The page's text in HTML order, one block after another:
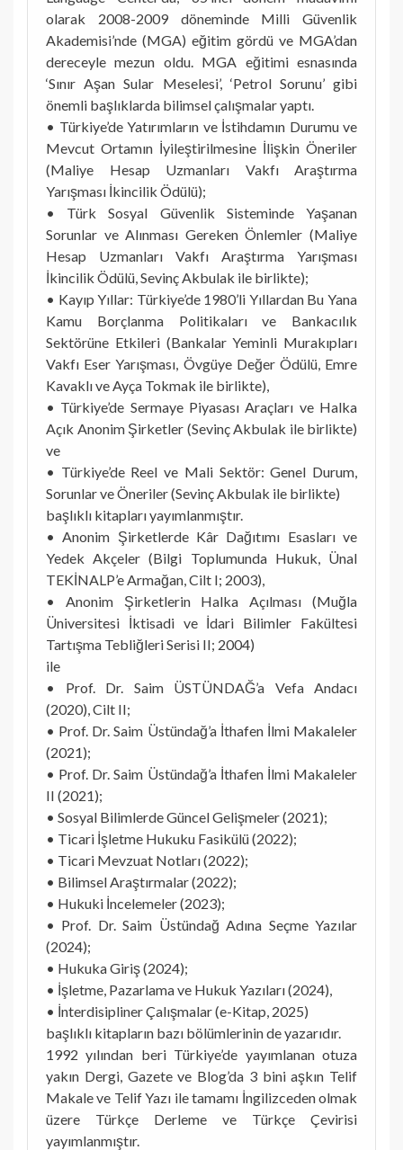
olarak 2008-2009 döneminde Milli Güvenlik
Akademisi’nde (MGA) eğitim gördü ve MGA’dan
dereceyle mezun oldu. MGA eğitimi esnasında
‘Sınır Aşan Sular Meselesi’, ‘Petrol Sorunu’ gibi
önemli başlıklarda bilimsel çalışmalar yaptı.
• Türkiye’de Yatırımların ve İstihdamın Durumu ve
Mevcut Ortamın İyileştirilmesine İlişkin Öneriler
(Maliye Hesap Uzmanları Vakfı Araştırma
Yarışması İkincilik Ödülü);
• Türk Sosyal Güvenlik Sisteminde Yaşanan
Sorunlar ve Alınması Gereken Önlemler (Maliye
Hesap Uzmanları Vakfı Araştırma Yarışması
İkincilik Ödülü, Sevinç Akbulak ile birlikte);
• Kayıp Yıllar: Türkiye’de 1980’li Yıllardan Bu Yana
Kamu Borçlanma Politikaları ve Bankacılık
Sektörüne Etkileri (Bankalar Yeminli Murakıpları
Vakfı Eser Yarışması, Övgüye Değer Ödülü, Emre
Kavaklı ve Ayça Tokmak ile birlikte),
• Türkiye’de Sermaye Piyasası Araçları ve Halka
Açık Anonim Şirketler (Sevinç Akbulak ile birlikte)
ve
• Türkiye’de Reel ve Mali Sektör: Genel Durum,
Sorunlar ve Öneriler (Sevinç Akbulak ile birlikte)
başlıklı kitapları yayımlanmıştır.
• Anonim Şirketlerde Kâr Dağıtımı Esasları ve
Yedek Akçeler (Bilgi Toplumunda Hukuk, Ünal
TEKİNALP’e Armağan, Cilt I; 2003),
• Anonim Şirketlerin Halka Açılması (Muğla
Üniversitesi İktisadi ve İdari Bilimler Fakültesi
Tartışma Tebliğleri Serisi II; 2004)
ile
• Prof. Dr. Saim ÜSTÜNDAĞ’a Vefa Andacı
(2020), Cilt II;
• Prof. Dr. Saim Üstündağ’a İthafen İlmi Makaleler
(2021);
• Prof. Dr. Saim Üstündağ’a İthafen İlmi Makaleler
II (2021);
• Sosyal Bilimlerde Güncel Gelişmeler (2021);
• Ticari İşletme Hukuku Fasikülü (2022);
• Ticari Mevzuat Notları (2022);
• Bilimsel Araştırmalar (2022);
• Hukuki İncelemeler (2023);
• Prof. Dr. Saim Üstündağ Adına Seçme Yazılar
(2024);
• Hukuka Giriş (2024);
• İşletme, Pazarlama ve Hukuk Yazıları (2024),
• İnterdisipliner Çalışmalar (e-Kitap, 2025)
başlıklı kitapların bazı bölümlerinin de yazarıdır.
1992 yılından beri Türkiye’de yayımlanan otuza
yakın Dergi, Gazete ve Blog’da 3 bini aşkın Telif
Makale ve Telif Yazı ile tamamı İngilizceden olmak
üzere Türkçe Derleme ve Türkçe Çevirisi
yayımlanmıştır.